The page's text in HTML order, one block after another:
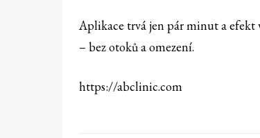
Aplikace trvá jen pár minut a efekt
– bez otoků a omezení.
https://abclinic.com